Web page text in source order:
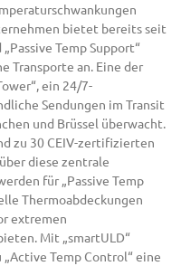
bietet bereits seit
Temp Support“
Transporte an. Eine der
ein 24/7-
Sendungen im Transit
und Brüssel überwacht.
zu 30 CEIV-zertifizierten
diese zentrale
für „Passive Temp
Thermoabdeckungen
extremen
Mit „smartULD“
Temp Control“ eine